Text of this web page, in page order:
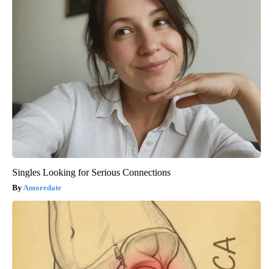
Singles Looking for Serious Connections
Amoredate